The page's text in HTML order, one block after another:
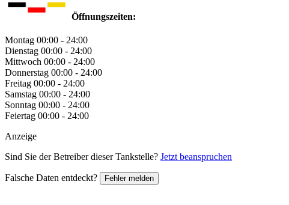
Öffnungszeiten:
Montag 00:00 - 24:00
Dienstag 00:00 - 24:00
Mittwoch 00:00 - 24:00
Donnerstag 00:00 - 24:00
Freitag 00:00 - 24:00
Samstag 00:00 - 24:00
Sonntag 00:00 - 24:00
Feiertag 00:00 - 24:00
Anzeige
Sind Sie der Betreiber dieser Tankstelle? Jetzt beanspruchen
Falsche Daten entdeckt? Fehler melden